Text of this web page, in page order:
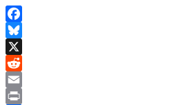
Facebook
Bluesky
X
Reddit
Email